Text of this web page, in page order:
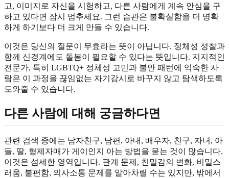
고, 이미지로 자신을 시험하고, 다른 사람에게 계속 안심을 구
하고 있다면 잠시 멈추세요. 그런 습관은 불확실함을 더 명확
하게 하기보다 더 크게 만들 수 있습니다.
이것은 당신의 질문이 무효라는 뜻이 아닙니다. 정체성 성찰과
함께 신경계에도 돌봄이 필요할 수 있다는 뜻입니다. 지지적인
전문가, 특히 LGBTQ+ 정체성 고민과 불안 패턴에 익숙한 사
람은 이 과정을 끊임없는 자기감시로 바꾸지 않고 탐색하도록
도와줄 수 있습니다.
다른 사람에 대해 궁금하다면
관련 검색 중에는 남자친구, 남편, 아내, 배우자, 친구, 자녀, 아
들, 딸, 형제자매가 게이인지 아는 방법을 묻는 것이 많습니다.
이것은 섬세한 영역입니다. 관계 문제, 친밀감의 변화, 비밀스
러움, 불편함, 의사소통 문제를 알아차릴 수는 있지만, 밖에서